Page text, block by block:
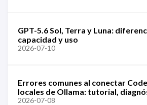
GPT-5.6 Sol, Terra y Luna:
capacidad y uso
2026-07-10
Errores comunes al conectar
locales de Ollama: tutorial,
2026-07-08